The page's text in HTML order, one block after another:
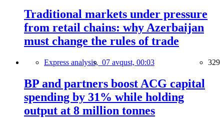
Traditional markets under pressure
from retail chains: why Azerbaijan
must change the rules of trade
Express analysis, 07 avqust, 00:03 329
BP and partners boost ACG capital
spending by 31% while holding
output at 8 million tonnes